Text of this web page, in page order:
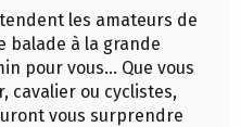
les amateurs de
balade à la grande
pour vous… Que vous
cavalier ou cyclistes,
vous surprendre